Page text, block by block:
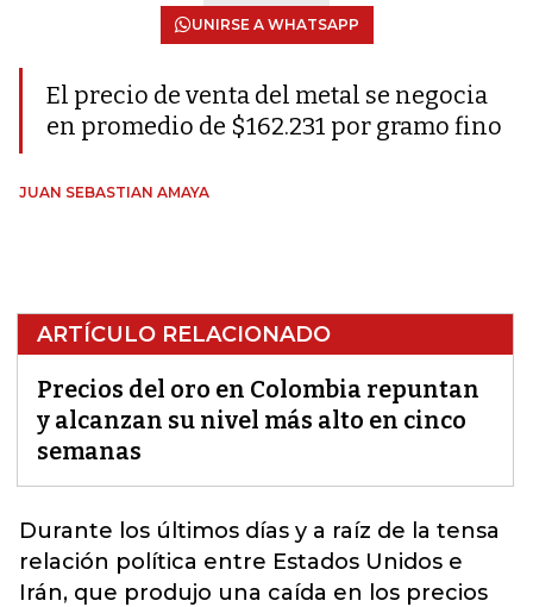
UNIRSE A WHATSAPP
El precio de venta del metal se negocia
en promedio de $162.231 por gramo fino
JUAN SEBASTIAN AMAYA
ARTÍCULO RELACIONADO
Precios del oro en Colombia repuntan
y alcanzan su nivel más alto en cinco
semanas
Durante los últimos días y a raíz de la tensa
relación política entre Estados Unidos e
Irán, que produjo una caída en los precios